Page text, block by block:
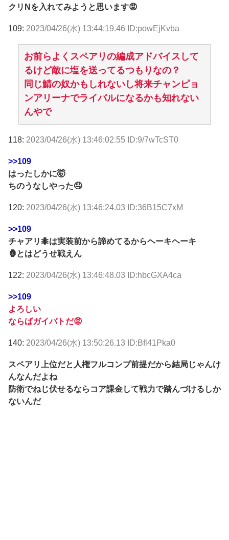
クリNを入れてみようと思います😡
109: 2023/04/26(水) 13:44:19.46 ID:powEjKvba
お前らよくスペアリの編成アドバイスして
るけど敵に塩を送ってるつもりなの？
同じ鯖の奴かもしれないし将来チャンピョ
ンアリーナでライバルになるかも知れない
んやで
118: 2023/04/26(水) 13:46:02.55 ID:9/7wTcST0
>>109
はったしかに🤯
ちのうなしやった🤤
120: 2023/04/26(水) 13:46:24.03 ID:36B15C7xM
>>109
チャアリ🐜は実装前から諦めてるからヘーキヘーキ
🦍とはどうせ戦えん
122: 2023/04/26(水) 13:46:48.03 ID:hbcGXA4ca
>>109
よろしい
ならばガイバトだ😡
140: 2023/04/26(水) 13:50:26.13 ID:Bfl41Pka0
スペアリ上位だと人権フルコンプ前提だから結局じゃんけ
んなんだよね
防衛でねじ伏せるならコア課金して戦力で踏んづけるしか
ないんだ